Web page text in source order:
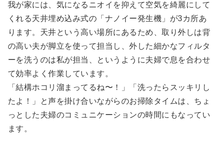
我が家には、気になるニオイを抑えて空気を綺麗にして
くれる天井埋め込み式の「ナノイー発生機」が3カ所あ
ります。天井という高い場所にあるため、取り外しは背
の高い夫が脚立を使って担当し、外した細かなフィルタ
ーを洗うのは私が担当、というように夫婦で息を合わせ
て効率よく作業しています。
「結構ホコリ溜まってるね〜！」「洗ったらスッキリし
たよ！」と声を掛け合いながらのお掃除タイムは、ちょ
っとした夫婦のコミュニケーションの時間にもなってい
ます。